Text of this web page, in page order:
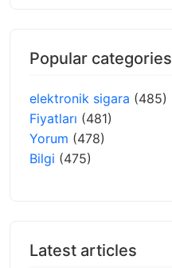
Popular categories
elektronik sigara (485)
Fiyatları (481)
Yorum (478)
Bilgi (475)
Latest articles